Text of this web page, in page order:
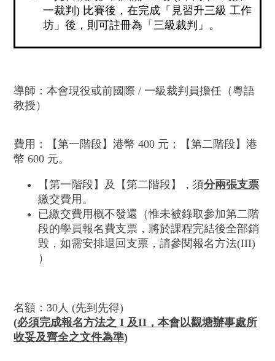
一裁判) 比賽後，在完成「見習升三級 工作
坊」後，則可註冊為「三級裁判」。
導師：本會現役或前國際 / 一級裁判員擔任（粵語
教授）
費用：【第一階段】港幣 400 元；【第二階段】港
幣 600 元。
【第一階段】及【第二階段】，須分兩張支票
繳交費用。
已繳交費用概不發還（惟未被錄取參加第二階
段的學員報名費支票，將於課程完結後全部銷
毁，如需安排退回支票，請參閱報名方法(III)
）
名額：30人 (先到先得)
(必須完成報名方法之 I 及II，本會以觀塘辦事處所
收妥及齊全之文件為準)